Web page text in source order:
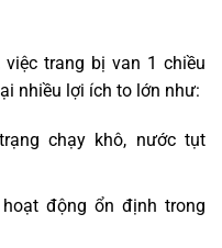
trang bị van 1 chiều
nhiều lợi ích to lớn như:
chạy khô, nước tụt
động ổn định trong